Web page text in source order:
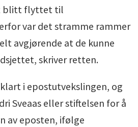
blitt flyttet til
var det stramme rammer
avgjørende at de kunne
skriver retten.
i epostutvekslingen, og
Sveaas eller stiftelsen for å
av eposten, ifølge